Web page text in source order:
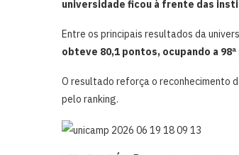
universidade ficou à frente das
Entre os principais resultados da
obteve 80,1 pontos, ocupando a
O resultado reforça o reconhecimento
pelo ranking.